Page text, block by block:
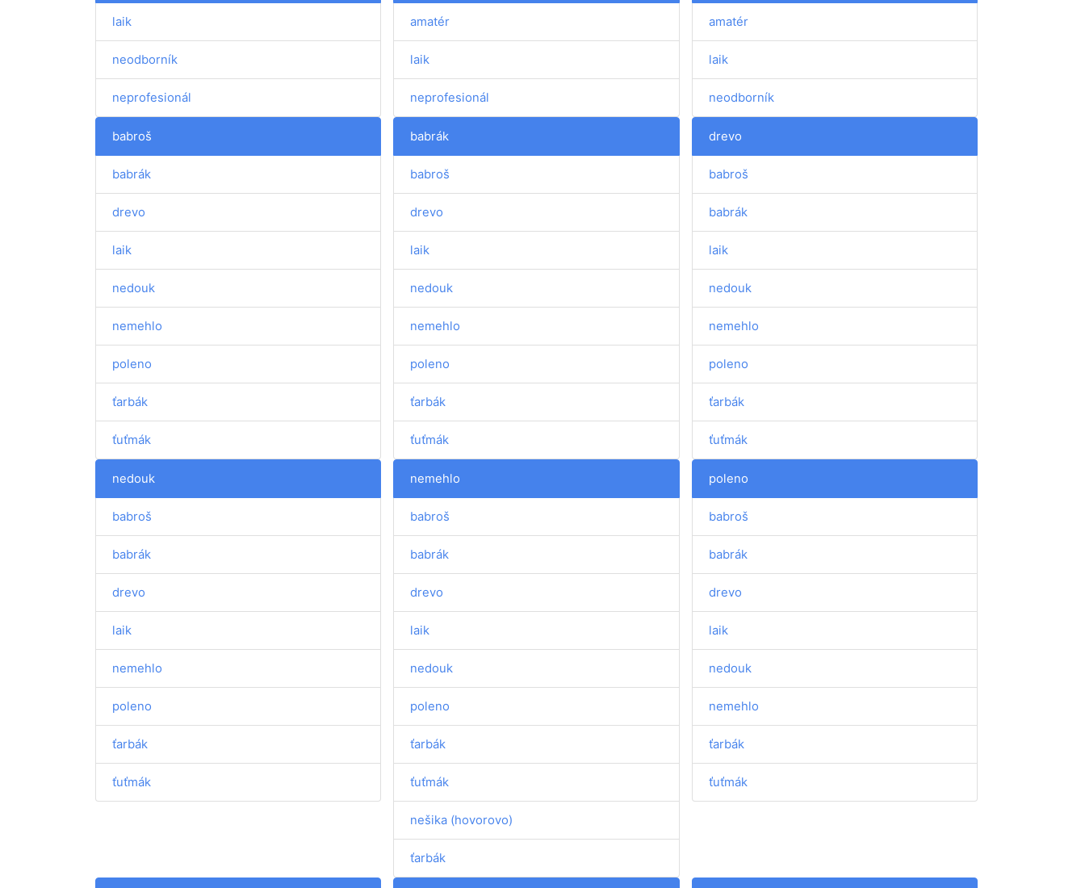
laik
neodborník
neprofesionál
amatér
laik
neprofesionál
amatér
laik
neodborník
babroš
babrák
drevo
laik
nedouk
nemehlo
poleno
ťarbák
ťuťmák
babrák
babroš
drevo
laik
nedouk
nemehlo
poleno
ťarbák
ťuťmák
drevo
babroš
babrák
laik
nedouk
nemehlo
poleno
ťarbák
ťuťmák
nedouk
babroš
babrák
drevo
laik
nemehlo
poleno
ťarbák
ťuťmák
nemehlo
babroš
babrák
drevo
laik
nedouk
poleno
ťarbák
ťuťmák
nešika (hovorovo)
ťarbák
poleno
babroš
babrák
drevo
laik
nedouk
nemehlo
ťarbák
ťuťmák